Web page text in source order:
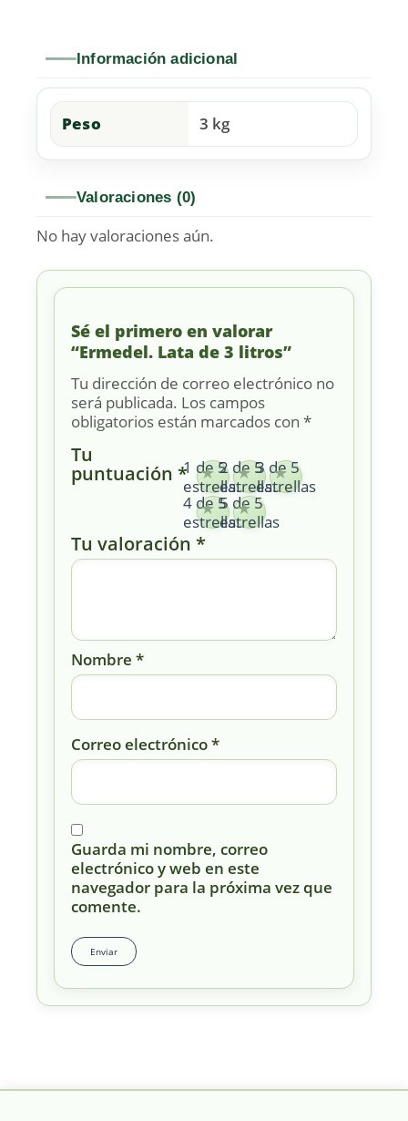
Información adicional
Peso 3 kg
Valoraciones (0)
No hay valoraciones aún.
Sé el primero en valorar
“Ermedel. Lata de 3 litros”
Tu dirección de correo electrónico no
será publicada. Los campos
obligatorios están marcados con *
Tu
puntuación *1 de 5
estrellas
2 de 5
estrellas
3 de 5
estrellas
4 de 5
estrellas
5 de 5
estrellas
Tu valoración *
Nombre *
Correo electrónico*
Guarda mi nombre, correo
electrónico y web en este
navegador para la próxima vez que
comente.